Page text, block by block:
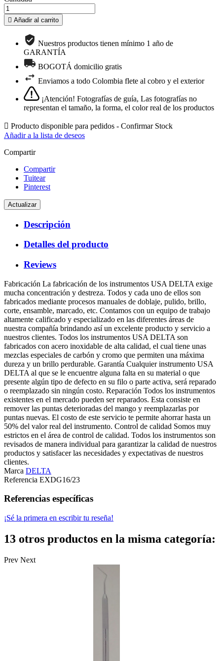
 Añadir al carrito
Nuestros productos tienen mínimo 1 año de
GARANTÍA
BOGOTÁ domicilio gratis
Enviamos a todo Colombia flete al cobro y el exterior
¡Atención! Fotografías de guía, Las fotografías no
representan el tamaño, la forma, el color real de los productos
 Producto disponible para pedidos - Confirmar Stock
Añadir a la lista de deseos
Compartir
Compartir
Tuitear
Pinterest
Descripción
Detalles del producto
Reviews
Fabricación La fabricación de los instrumentos USA DELTA exige
mucha concentración y destreza. Todos y cada uno de ellos son
fabricados mediante procesos manuales de doblaje, pulido, brillo,
corte, ensamble, marcado, etc. Contamos con un equipo de trabajo
altamente calificado y especializado en las diferentes áreas de
nuestra compañía brindando así un excelente producto y servicio a
nuestros clientes. Todos los instrumentos USA DELTA son
fabricados con acero inoxidable de alta calidad, el cual tiene unas
mezclas especiales de carbón y cromo que permiten una máxima
dureza y un brillo perdurable. Garantía Cualquier instrumento USA
DELTA al que se le encuentre alguna falta en su material o que
presente algún tipo de defecto en su filo o parte activa, será reparado
o reemplazado sin ningún costo. Reparación Todos los instrumentos
existentes en el mercado pueden ser reparados. Esta consiste en
remover las puntas deterioradas del mango y reemplazarlas por
puntas nuevas. El costo de este servicio te permite ahorrar hasta un
50% del valor real del instrumento. Control de calidad Somos muy
estrictos en el área de control de calidad. Todos los instrumentos son
revisados de manera individual para garantizar la calidad de nuestros
productos y satisfacer las necesidades y expectativas de nuestros
clientes.
Marca DELTA
Referencia EXDG16/23
Referencias específicas
¡Sé la primera en escribir tu reseña!
13 otros productos en la misma categoría:
Prev Next